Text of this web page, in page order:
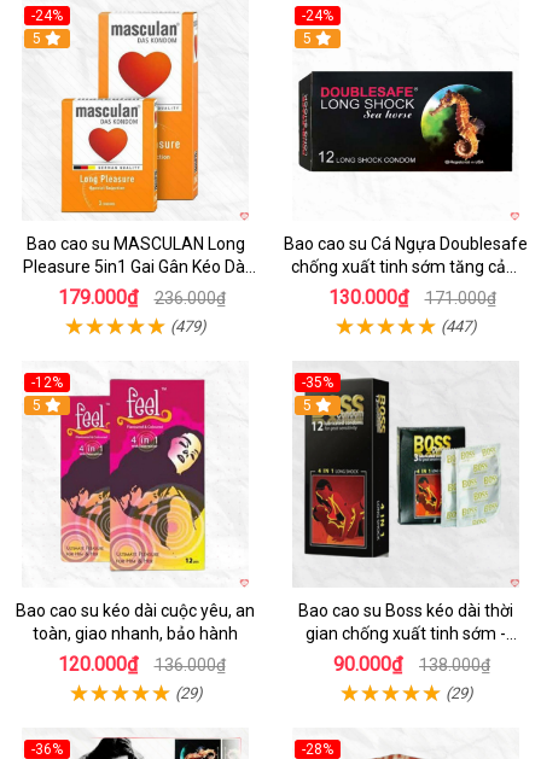
-24%
5
Bao cao su MASCULAN Long
Pleasure 5in1 Gai Gân Kéo Dài
Cuộc Yêu
179.000₫ 236.000₫
(479)
-24%
5
Bao cao su Cá Ngựa Doublesafe
chống xuất tinh sớm tăng cảm
giác Nam
130.000₫ 171.000₫
(447)
-12%
5
Bao cao su kéo dài cuộc yêu, an
toàn, giao nhanh, bảo hành
120.000₫ 136.000₫
(29)
-35%
5
Bao cao su Boss kéo dài thời
gian chống xuất tinh sớm -
SHP382
90.000₫ 138.000₫
(29)
-36%
-28%